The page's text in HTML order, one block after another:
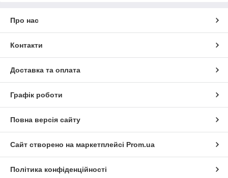
Про нас
Контакти
Доставка та оплата
Графік роботи
Повна версія сайту
Сайт створено на маркетплейсі Prom.ua
Політика конфіденційності